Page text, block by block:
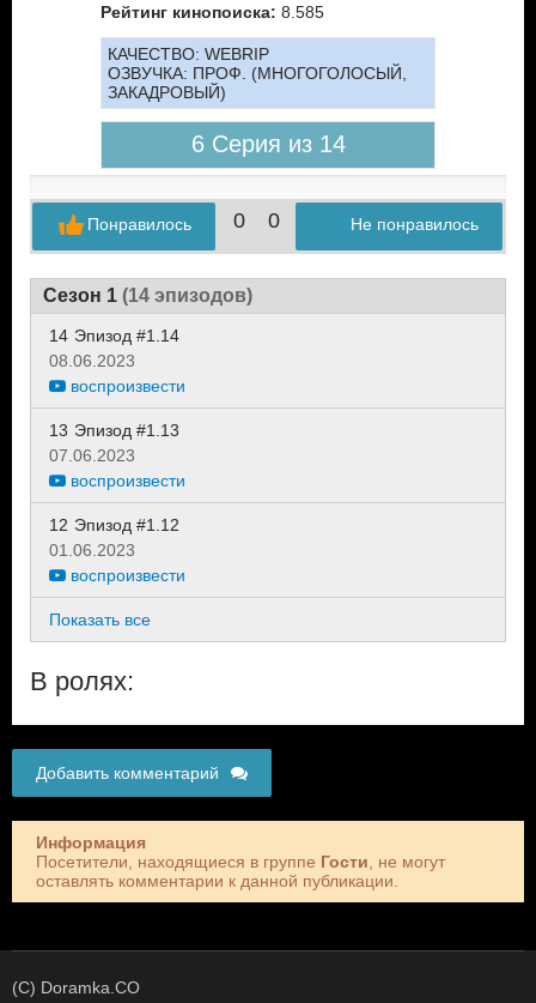
Рейтинг кинопоиска: 8.585
КАЧЕСТВО: WEBRIP
ОЗВУЧКА: ПРОФ. (МНОГОГОЛОСЫЙ,
ЗАКАДРОВЫЙ)
6 Серия из 14
0 0 Не понравилось
Понравилось
Сезон 1 (14 эпизодов)
14 Эпизод #1.14
08.06.2023
воспроизвести
13 Эпизод #1.13
07.06.2023
воспроизвести
12 Эпизод #1.12
01.06.2023
воспроизвести
Показать все
В ролях:
Добавить комментарий
Информация
Посетители, находящиеся в группе Гости , не могут
оставлять комментарии к данной публикации.
(C) Doramka.CO